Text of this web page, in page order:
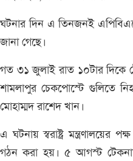
ঘটনার দিন এ তিনজনই
জানা গেছে।
গত ৩১ জুলাই রাত ১০টার দিকে
শামলাপুর চেকপোস্টে গুলিতে
মোহাম্মদ রাশেদ খান।
এ ঘটনায় স্বরাষ্ট্র মন্ত্রণালয়ের
গঠন করা হয়। ৫ আগস্ট